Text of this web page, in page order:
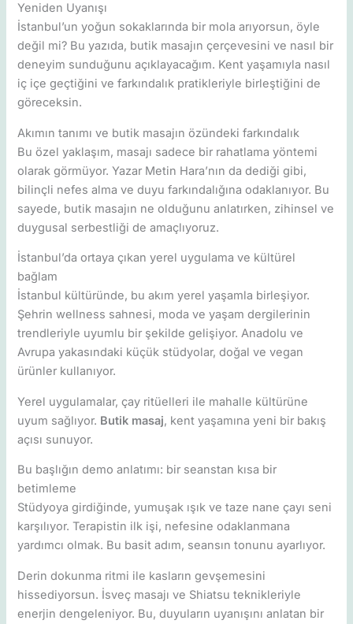
Yeniden Uyanışı
İstanbul’un yoğun sokaklarında bir mola arıyorsun, öyle
değil mi? Bu yazıda, butik masajın çerçevesini ve nasıl bir
deneyim sunduğunu açıklayacağım. Kent yaşamıyla nasıl
iç içe geçtiğini ve farkındalık pratikleriyle birleştiğini de
göreceksin.
Akımın tanımı ve butik masajın özündeki farkındalık
Bu özel yaklaşım, masajı sadece bir rahatlama yöntemi
olarak görmüyor. Yazar Metin Hara’nın da dediği gibi,
bilinçli nefes alma ve duyu farkındalığına odaklanıyor. Bu
sayede, butik masajın ne olduğunu anlatırken, zihinsel ve
duygusal serbestliği de amaçlıyoruz.
İstanbul’da ortaya çıkan yerel uygulama ve kültürel
bağlam
İstanbul kültüründe, bu akım yerel yaşamla birleşiyor.
Şehrin wellness sahnesi, moda ve yaşam dergilerinin
trendleriyle uyumlu bir şekilde gelişiyor. Anadolu ve
Avrupa yakasındaki küçük stüdyolar, doğal ve vegan
ürünler kullanıyor.
Yerel uygulamalar, çay ritüelleri ile mahalle kültürüne
uyum sağlıyor. Butik masaj, kent yaşamına yeni bir bakış
açısı sunuyor.
Bu başlığın demo anlatımı: bir seanstan kısa bir
betimleme
Stüdyoya girdiğinde, yumuşak ışık ve taze nane çayı seni
karşılıyor. Terapistin ilk işi, nefesine odaklanmana
yardımcı olmak. Bu basit adım, seansın tonunu ayarlıyor.
Derin dokunma ritmi ile kasların gevşemesini
hissediyorsun. İsveç masajı ve Shiatsu teknikleriyle
enerjin dengeleniyor. Bu, duyuların uyanışını anlatan bir